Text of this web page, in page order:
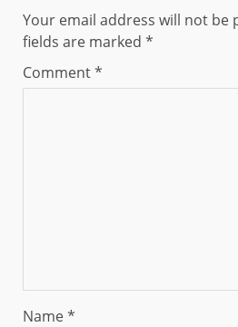
Your email address will not be
fields are marked *
Comment*
Name*